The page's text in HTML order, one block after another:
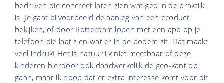
bedrijven die concreet laten zien wat geo in de praktijk
is. Je gaat bijvoorbeeld de aanleg van een ecoduct
bekijken, of door Rotterdam lopen met een app op je
telefoon die laat zien wat er in de bodem zit. Dat maakt
veel indruk! Het is natuurlijk niet meetbaar of deze
kinderen hierdoor ook daadwerkelijk de geo-kant op
gaan, maar ik hoop dat er extra interesse komt voor dit